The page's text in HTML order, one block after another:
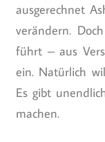
ausgerechnet
verändern.
führt – aus
ein. Natürlich
Es gibt
machen.